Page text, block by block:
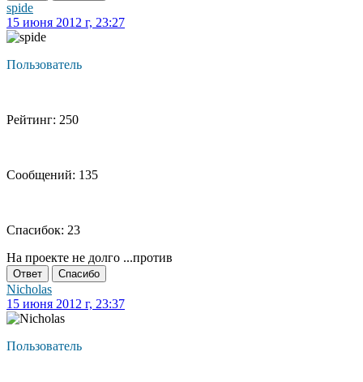
spide
15 июня 2012 г, 23:27
Пользователь
Рейтинг: 250
Сообщений: 135
Спасибок: 23
На проекте не долго ...против
Ответ Спасибо
Nicholas
15 июня 2012 г, 23:37
Пользователь